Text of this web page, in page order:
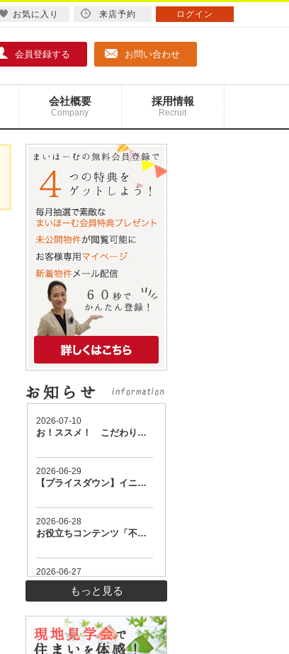
会員登録する お問い合わせ
会社概要
Company
採用情報
Recruit
もっと見る
お気に入り 来店予約 ログイン